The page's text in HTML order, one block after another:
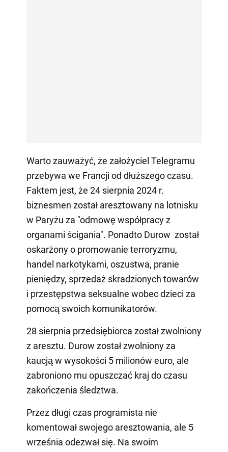
Warto zauważyć, że założyciel Telegramu
przebywa we Francji od dłuższego czasu.
Faktem jest, że 24 sierpnia 2024 r.
biznesmen został aresztowany na lotnisku
w Paryżu za "odmowę współpracy z
organami ścigania". Ponadto Durow został
oskarżony o promowanie terroryzmu,
handel narkotykami, oszustwa, pranie
pieniędzy, sprzedaż skradzionych towarów
i przestępstwa seksualne wobec dzieci za
pomocą swoich komunikatorów.
28 sierpnia przedsiębiorca został zwolniony
z aresztu. Durow został zwolniony za
kaucją w wysokości 5 milionów euro, ale
zabroniono mu opuszczać kraj do czasu
zakończenia śledztwa.
Przez długi czas programista nie
komentował swojego aresztowania, ale 5
września odezwał się. Na swoim